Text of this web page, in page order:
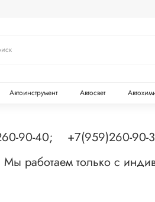
Автоинструмент Автосвет
90-40; +7(959)260-
Мы работаем только с